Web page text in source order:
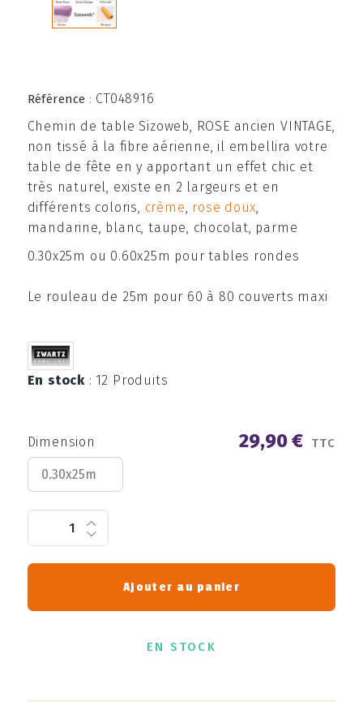
Référence : CT048916
Chemin de table Sizoweb, ROSE ancien VINTAGE,
non tissé à la fibre aérienne, il embellira votre
table de fête en y apportant un effet chic et
très naturel, existe en 2 largeurs et en
différents coloris, crème rose doux
mandarine, blanc, taupe, chocolat, parme
0.30x25m ou 0.60x25m pour tables rondes
Le rouleau de 25m pour 60 à 80 couverts maxi
En stock: 12 Produits
29,90 € TTC
Dimension
Ajouter au panier
EN STOCK